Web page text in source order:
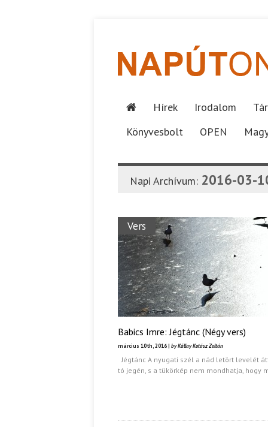
Hírek Irodalom
Könyvesbolt
OPEN
Napi Archívum: 2016-03-
Vers
Babics Imre: Jégtánc (Négy vers)
március 10th, 2016 | by Kállay Kotász Zoltán
Jégtánc A nyugati szél a nád letört levelét
tó jegén, s a tükörkép nem mondhatja, hogy